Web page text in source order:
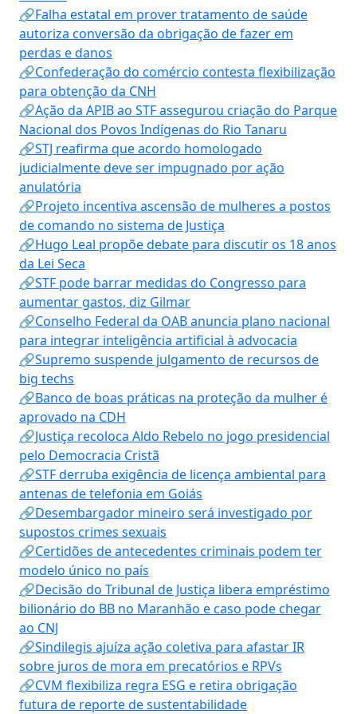
🔗Falha estatal em prover tratamento de saúde
autoriza conversão da obrigação de fazer em
perdas e danos
🔗Confederação do comércio contesta flexibilização
para obtenção da CNH
🔗Ação da APIB ao STF assegurou criação do Parque
Nacional dos Povos Indígenas do Rio Tanaru
🔗STJ reafirma que acordo homologado
judicialmente deve ser impugnado por ação
anulatória
🔗Projeto incentiva ascensão de mulheres a postos
de comando no sistema de Justiça
🔗Hugo Leal propõe debate para discutir os 18 anos
da Lei Seca
🔗STF pode barrar medidas do Congresso para
aumentar gastos, diz Gilmar
🔗Conselho Federal da OAB anuncia plano nacional
para integrar inteligência artificial à advocacia
🔗Supremo suspende julgamento de recursos de
big techs
🔗Banco de boas práticas na proteção da mulher é
aprovado na CDH
🔗Justiça recoloca Aldo Rebelo no jogo presidencial
pelo Democracia Cristã
🔗STF derruba exigência de licença ambiental para
antenas de telefonia em Goiás
🔗Desembargador mineiro será investigado por
supostos crimes sexuais
🔗Certidões de antecedentes criminais podem ter
modelo único no país
🔗Decisão do Tribunal de Justiça libera empréstimo
bilionário do BB no Maranhão e caso pode chegar
ao CNJ
🔗Sindilegis ajuíza ação coletiva para afastar IR
sobre juros de mora em precatórios e RPVs
🔗CVM flexibiliza regra ESG e retira obrigação
futura de reporte de sustentabilidade